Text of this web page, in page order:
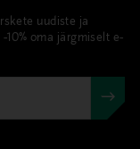
uudiste ja
10% oma järgmiselt e-